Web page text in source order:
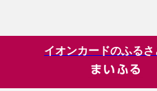
イオンカードのふるさ